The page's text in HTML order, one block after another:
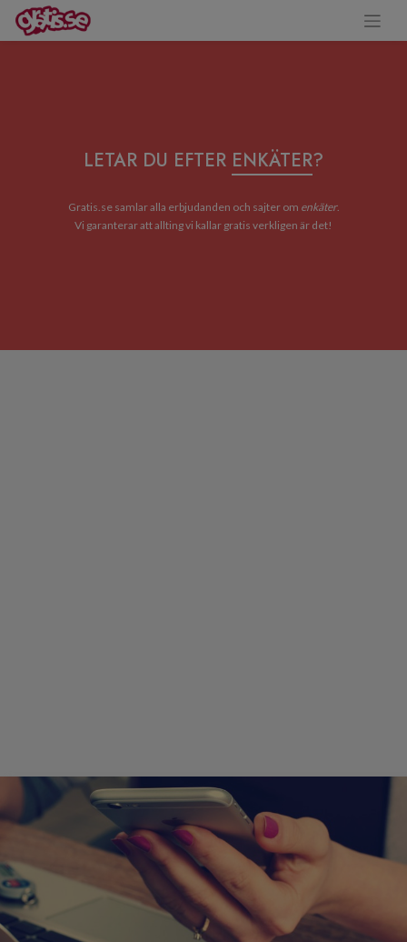
LETAR DU EFTER ENKÄTER?
Gratis.se samlar alla erbjudanden och sajter om enkäter.
Vi garanterar att allting vi kallar gratis verkligen är det!